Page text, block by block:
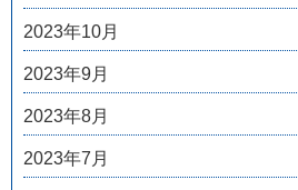
2023年10月
2023年9月
2023年8月
2023年7月